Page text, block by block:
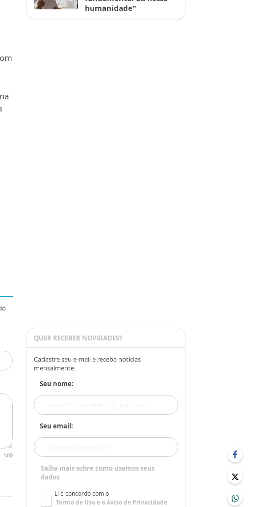
500
humanidade”
QUER RECEBER NOVIDADES?
Cadastre seu e-mail e receba notícias
mensalmente
Seu nome:
Seu email:
Saiba mais sobre como usamos seus
dados
Li e concordo com o
Termo de Usoe oAviso de Privacidade